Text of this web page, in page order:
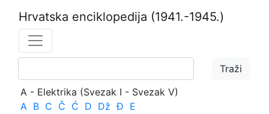
Hrvatska enciklopedija (1941.-1945.)
A - Elektrika (Svezak I - Svezak V)
A B C Č Ć D Dž Đ E